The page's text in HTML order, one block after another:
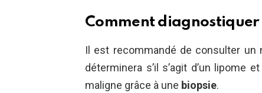
Comment diagnostiquer
Il est recommandé de consulter un
déterminera s’il s’agit d’un lipome
maligne grâce à une biopsie.